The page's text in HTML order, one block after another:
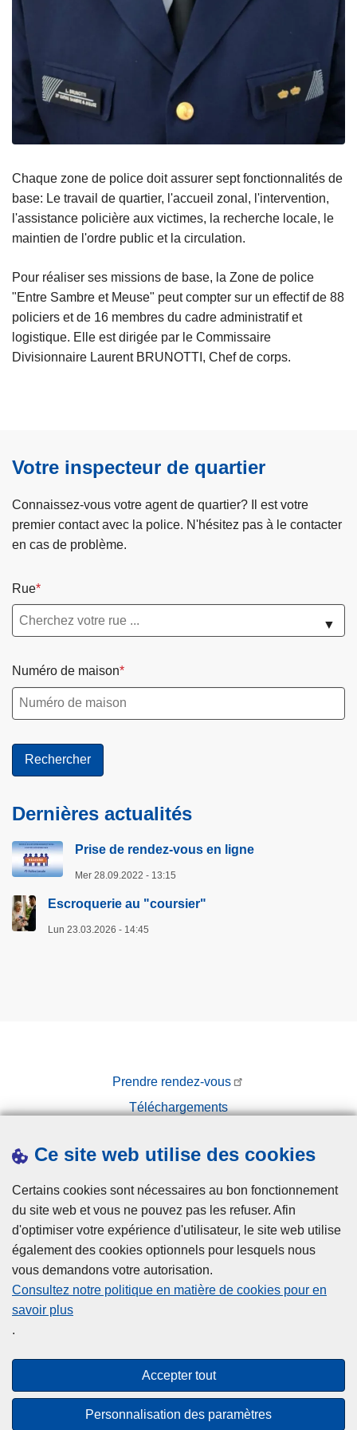
Ce site web utilise des cookies
Certains cookies sont nécessaires au bon fonctionnement
du site web et vous ne pouvez pas les refuser. Afin
d'optimiser votre expérience d'utilisateur, le site web utilise
également des cookies optionnels pour lesquels nous
vous demandons votre autorisation.
Consultez notre politique en matière de cookies pour en
savoir plus
.
Accepter tout
Personnalisation des paramètres
Chaque zone de police doit assurer sept fonctionnalités de
base: Le travail de quartier, l'accueil zonal, l'intervention,
l'assistance policière aux victimes, la recherche locale, le
maintien de l'ordre public et la circulation.
Pour réaliser ses missions de base, la Zone de police
"Entre Sambre et Meuse" peut compter sur un effectif de 88
policiers et de 16 membres du cadre administratif et
logistique. Elle est dirigée par le Commissaire
Divisionnaire Laurent BRUNOTTI, Chef de corps.
Votre inspecteur de quartier
Connaissez-vous votre agent de quartier? Il est votre
premier contact avec la police. N'hésitez pas à le contacter
en cas de problème.
Rue
▼
Numéro de maison
Dernières actualités
Prise de rendez-vous en ligne
Mer 28.09.2022 - 13:15
Escroquerie au "coursier"
Lun 23.03.2026 - 14:45
Prendre rendez-vous
Téléchargements
Disclaimer
Privacy
Cookies
Accessibilité